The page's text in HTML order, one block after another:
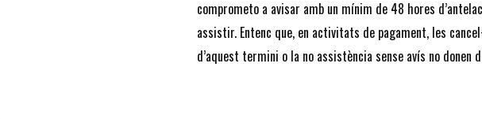
comprometo a avisar amb un mínim de 48 hores
assistir. Entenc que, en activitats de pagament, les
d’aquest termini o la no assistència sense avís no donen